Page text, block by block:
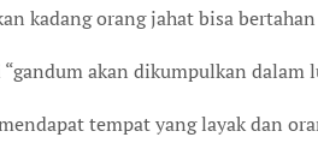
kadang orang jahat bisa
akan dikumpulkan
tempat yang layak dan